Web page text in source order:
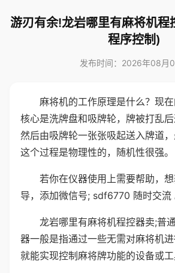
游刃有余!龙岩哪里有麻将机程
程序控制)
发布时间：2026年08月
麻将机的工作原理是什么？现
核心是洗牌盘和吸牌轮，牌被打乱后
然后由吸牌轮一张张吸起送入牌道，
这个过程是物理性的，随机性很强。
若你在仪器使用上需要帮助，
导，添加微信号; sdf6770 随时交流
龙岩哪里有麻将机程控器卖;普
器一般是指通过一些无需对麻将机
就能实现控制麻将牌功能的设备或工